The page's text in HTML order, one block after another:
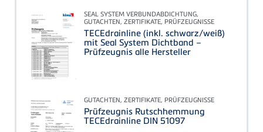
SEAL SYSTEM VERBUNDABDICHTUNG,
GUTACHTEN, ZERTIFIKATE, PRÜFZEUGNISSE
TECEdrainline (inkl. schwarz/weiß)
mit Seal System Dichtband –
Prüfzeugnis alle Hersteller
GUTACHTEN, ZERTIFIKATE, PRÜFZEUGNISSE
Prüfzeugnis Rutschhemmung
TECEdrainline DIN 51097